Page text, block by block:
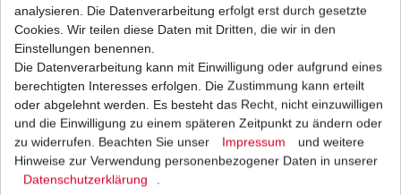
UVP 11,22 € 9,16 € *
1 Stück
zzgl. Versandkosten
Zündkerze NGK CPR8E CPR 8 E
UVP 12,41 €
analysieren. Die Datenverarbeitung erfolgt erst durch gesetzte
Cookies. Wir teilen diese Daten mit Dritten, die wir in den
Einstellungen benennen.
Die Datenverarbeitung kann mit Einwilligung oder aufgrund eines
berechtigten Interesses erfolgen. Die Zustimmung kann erteilt
oder abgelehnt werden. Es besteht das Recht, nicht einzuwilligen
und die Einwilligung zu einem späteren Zeitpunkt zu ändern oder
zu widerrufen. Beachten Sie unser
Impressum
und weitere
Hinweise zur Verwendung personenbezogener Daten in unserer
Daten­schutz­erklärung
.